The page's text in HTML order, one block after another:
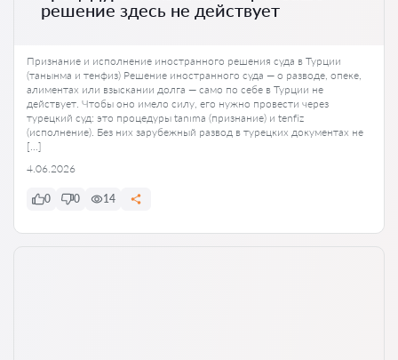
решение здесь не действует
Признание и исполнение иностранного решения суда в Турции
(танынма и тенфиз) Решение иностранного суда — о разводе, опеке,
алиментах или взыскании долга — само по себе в Турции не
действует. Чтобы оно имело силу, его нужно провести через
турецкий суд: это процедуры tanıma (признание) и tenfiz
(исполнение). Без них зарубежный развод в турецких документах не
[…]
4.06.2026
0 0 14